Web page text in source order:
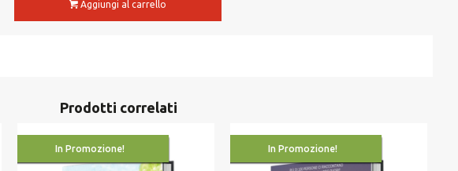
Aggiungi al carrello
Prodotti correlati
In Promozione! In Promozione!